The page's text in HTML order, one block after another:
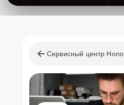
Сервисный центр